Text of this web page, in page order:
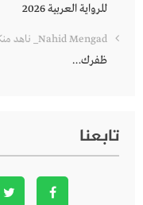
للرواية العربية 2026
Nahid Mengad_ ناهد منكاد
ظفرك…
تابعنا